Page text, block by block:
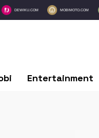
DEWIKU.COM MOBIMOTO.COM
Entertainment